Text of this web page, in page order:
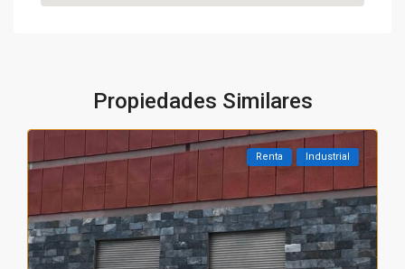
Propiedades Similares
Renta Industrial